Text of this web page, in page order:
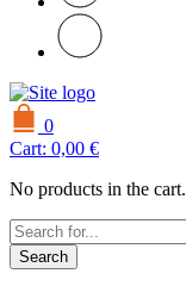
0
Cart: 0,00 €
No products in the cart.
Search